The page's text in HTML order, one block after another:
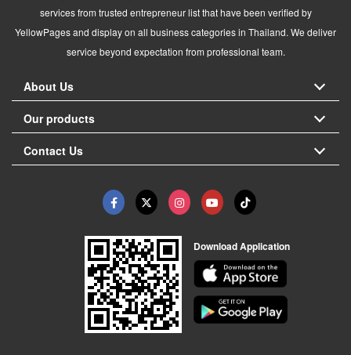
services from trusted entrepreneur list that have been verified by
YellowPages and display on all business categories in Thailand. We deliver
service beyond expectation from professional team.
About Us
Our products
Contact Us
Download Application